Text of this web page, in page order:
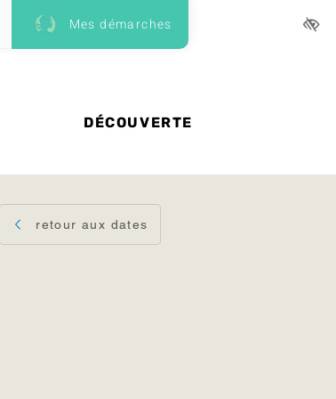
Mes démarches
DÉCOUVERTE
retour aux dates